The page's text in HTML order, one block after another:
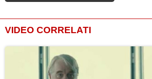
VIDEO CORRELATI